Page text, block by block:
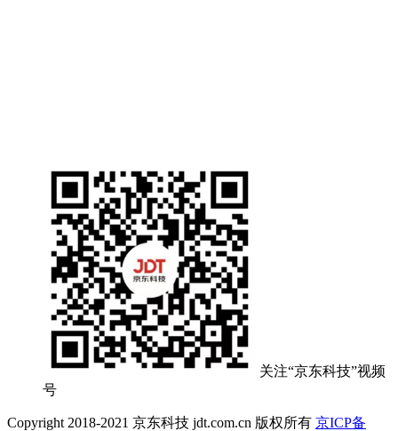
关注“京东科技”视频
号
Copyright 2018-2021 京东科技 jdt.com.cn 版权所有 京ICP备